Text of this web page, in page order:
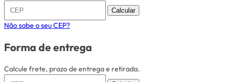
Calcular
Não sabe o seu CEP?
Forma de entrega
Calcule frete, prazo de entrega e retirada.